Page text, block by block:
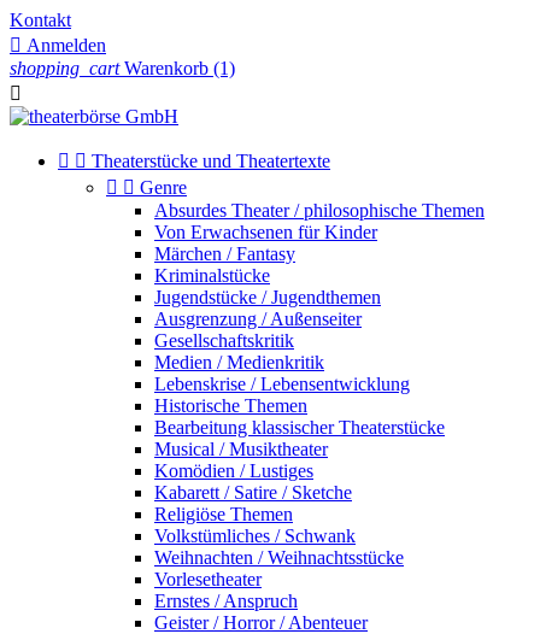
Kontakt
 Anmelden
shopping_cart Warenkorb (1)

  Theaterstücke und Theatertexte
  Genre
Absurdes Theater / philosophische Themen
Von Erwachsenen für Kinder
Märchen / Fantasy
Kriminalstücke
Jugendstücke / Jugendthemen
Ausgrenzung / Außenseiter
Gesellschaftskritik
Medien / Medienkritik
Lebenskrise / Lebensentwicklung
Historische Themen
Bearbeitung klassischer Theaterstücke
Musical / Musiktheater
Komödien / Lustiges
Kabarett / Satire / Sketche
Religiöse Themen
Volkstümliches / Schwank
Weihnachten / Weihnachtsstücke
Vorlesetheater
Ernstes / Anspruch
Geister / Horror / Abenteuer